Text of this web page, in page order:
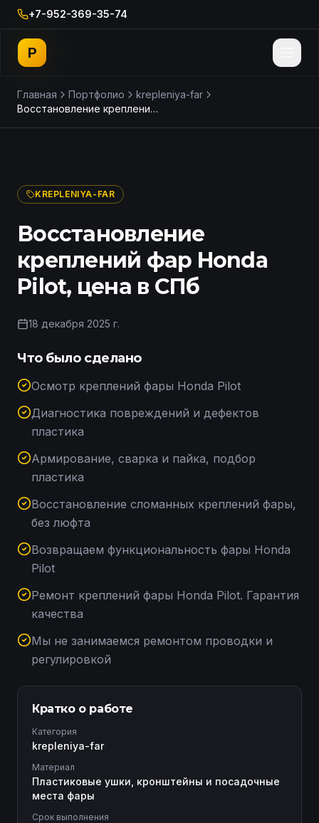
+7-952-369-35-74
P
Главная Портфолио
krepleniya-far
Восстановление креплений фар Honda Pilot, цена в СПб
KREPLENIYA-FAR
Восстановление
креплений фар Honda
Pilot, цена в СПб
18 декабря 2025 г.
Что было сделано
Осмотр креплений фары Honda Pilot
Диагностика повреждений и дефектов
пластика
Армирование, сварка и пайка, подбор
пластика
Восстановление сломанных креплений фары,
без люфта
Возвращаем функциональность фары Honda
Pilot
Ремонт креплений фары Honda Pilot. Гарантия
качества
Мы не занимаемся ремонтом проводки и
регулировкой
Кратко о работе
Категория
krepleniya-far
Материал
Пластиковые ушки, кронштейны и посадочные
места фары
Срок выполнения